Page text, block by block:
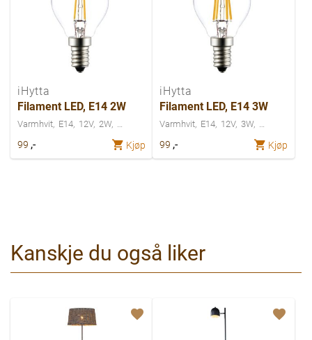
iHytta
Filament LED, E14 2W
Varmhvit E14 12V 2W
99 ,- Kjøp
iHytta
Filament LED, E14 3W
Varmhvit E14 12V 3W
99 ,- Kjøp
Kanskje du også liker